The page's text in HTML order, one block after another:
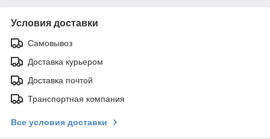
Условия доставки
Самовывоз
Доставка курьером
Доставка почтой
Транспортная компания
Все условия доставки